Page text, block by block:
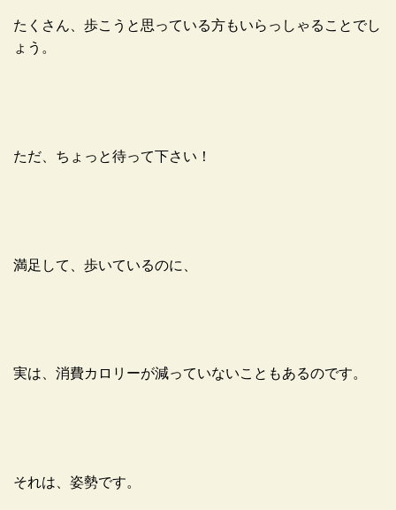
たくさん、歩こうと思っている方もいらっしゃることでし
ょう。
ただ、ちょっと待って下さい！
満足して、歩いているのに、
実は、消費カロリーが減っていないこともあるのです。
それは、姿勢です。